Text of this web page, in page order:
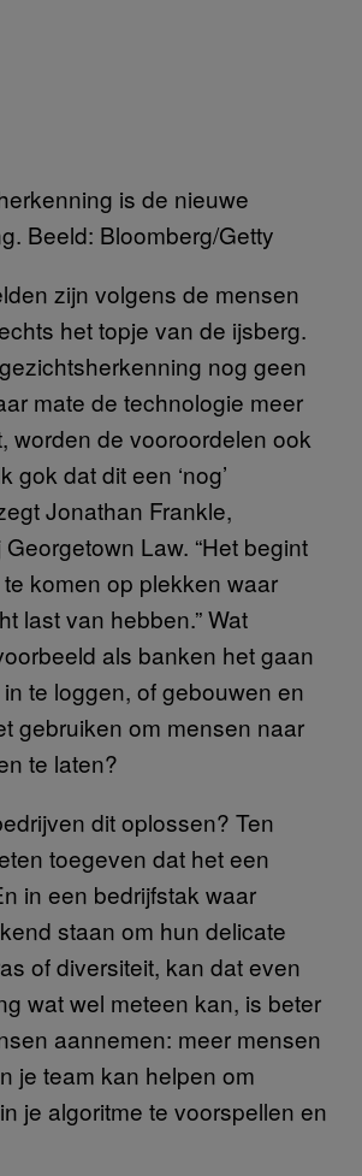
is de nieuwe
Beeld: Bloomberg/Getty
zijn volgens de mensen
het topje van de ijsberg.
nog geen
mate de technologie meer
worden de vooroordelen ook
gok dat dit een ‘nog’
Jonathan Frankle,
Law. “Het begint
komen op plekken waar
last van hebben.” Wat
als banken het gaan
te loggen, of gebouwen en
gebruiken om mensen naar
te laten?
dit oplossen? Ten
toegeven dat het een
in een bedrijfstak waar
staan om hun delicate
of diversiteit, kan dat even
wat wel meteen kan, is beter
aannemen: meer mensen
je team kan helpen om
je algoritme te voorspellen en